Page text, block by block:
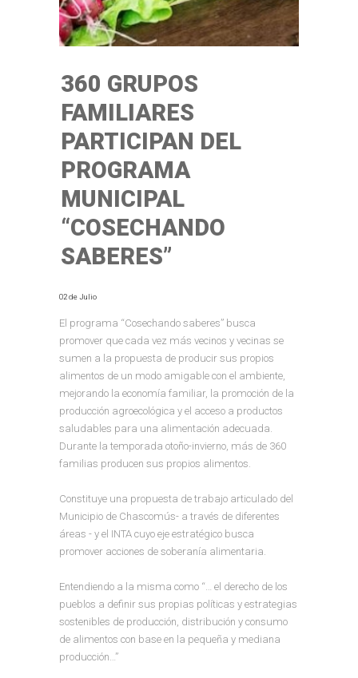
360 GRUPOS
FAMILIARES
PARTICIPAN DEL
PROGRAMA
MUNICIPAL
“COSECHANDO
SABERES”
02 de Julio
El programa “Cosechando saberes” busca
promover que cada vez más vecinos y vecinas se
sumen a la propuesta de producir sus propios
alimentos de un modo amigable con el ambiente,
mejorando la economía familiar, la promoción de la
producción agroecológica y el acceso a productos
saludables para una alimentación adecuada.
Durante la temporada otoño-invierno, más de 360
familias producen sus propios alimentos.
Constituye una propuesta de trabajo articulado del
Municipio de Chascomús- a través de diferentes
áreas - y el INTA cuyo eje estratégico busca
promover acciones de soberanía alimentaria.
Entendiendo a la misma como “… el derecho de los
pueblos a definir sus propias políticas y estrategias
sostenibles de producción, distribución y consumo
de alimentos con base en la pequeña y mediana
producción…”